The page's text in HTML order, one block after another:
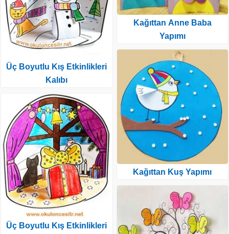
Üç Boyutlu Kış Etkinlikleri
Kalıbı
Üç Boyutlu Kış Etkinlikleri
Kağıttan Anne Baba
Yapımı
Kağıttan Kuş Yapımı